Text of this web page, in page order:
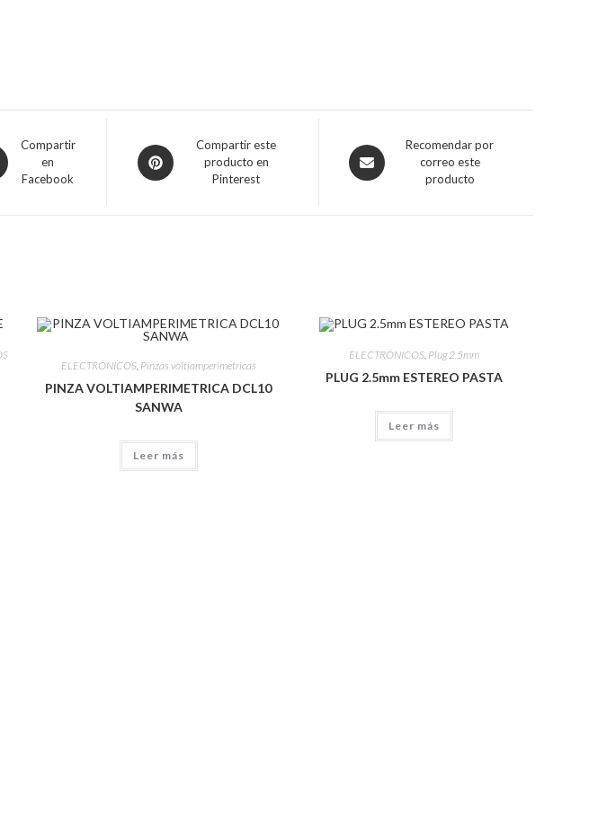
Compartir
en
Facebook
Compartir este
producto en
Pinterest
Recomendar por
correo este
producto
ELECTRÓNICOS, Pinzas voltiamperimetricas
PINZA VOLTIAMPERIMETRICA DCL10
SANWA
Leer más
ELECTRÓNICOS, Plug 2.5mm
PLUG 2.5mm ESTEREO PASTA
Leer más